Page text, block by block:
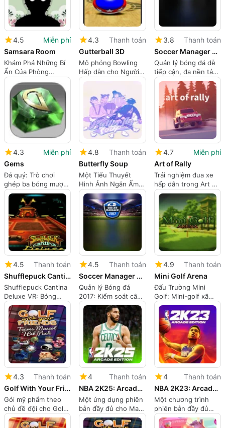
4.5
Miễn phí
Samsara Room
Khám Phá Những Bí
Ẩn Của Phòng
Samsara
4.3
Thanh toán
Gutterball 3D
Mô phỏng Bowling
Hấp dẫn cho Người
dùng Mac
3.8
Thanh toán
Soccer Manager 2015
Quản lý bóng đá dễ
tiếp cận, đa nền tảng
cho những chiến
lược gia câu lạc bộ
bình thường
4.3
Miễn phí
Gems
Đá quý: Trò chơi
ghép ba bóng mượt
mà với chế độ thư
giãn và chế độ
Wicked
4.8
Thanh toán
Butterfly Soup
Một Tiểu Thuyết
Hình Ảnh Ngắn Ấm
Áp Về Tình Bạn Và
Danh Tính
4.7
Miễn phí
Art of Rally
Trải nghiệm đua xe
hấp dẫn trong Art of
Rally
4.5
Thanh toán
Shufflepuck Cantina Deluxe VR
Shufflepuck Cantina
Deluxe VR: Bóng
chày không khí khoa
học viễn tưởng với
sự tiến triển RPG
4.5
Thanh toán
Soccer Manager 2017
Quản lý Bóng đá
2017: Kiểm soát câu
lạc bộ bóng đá dựa
trên cơ sở dữ liệu
nhẹ
4.9
Thanh toán
Mini Golf Arena
Đấu Trường Mini
Golf: Mini-golf xã
hội, dựa trên vật lý
cho những người
chơi sáng tạo
4.3
Thanh toán
Golf With Your Friends: Teams Mascot Hat Pack
Gói mỹ phẩm theo
chủ đề đội cho Golf
Với Bạn Bè
4
Thanh toán
NBA 2K25: Arcade Edition
Một ứng dụng phiên
bản đầy đủ cho Mac,
bởi 2K.
4
Thanh toán
NBA 2K23: Arcade Edition
Một chương trình
phiên bản đầy đủ
cho Mac, bởi 2K.